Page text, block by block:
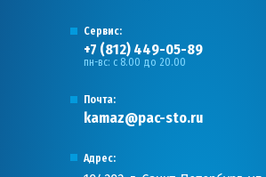
Сервис:
+7 (812) 449-05-89
пн-вс: с 8.00 до 20.00
Почта:
kamaz@pac-sto.ru
Адрес: